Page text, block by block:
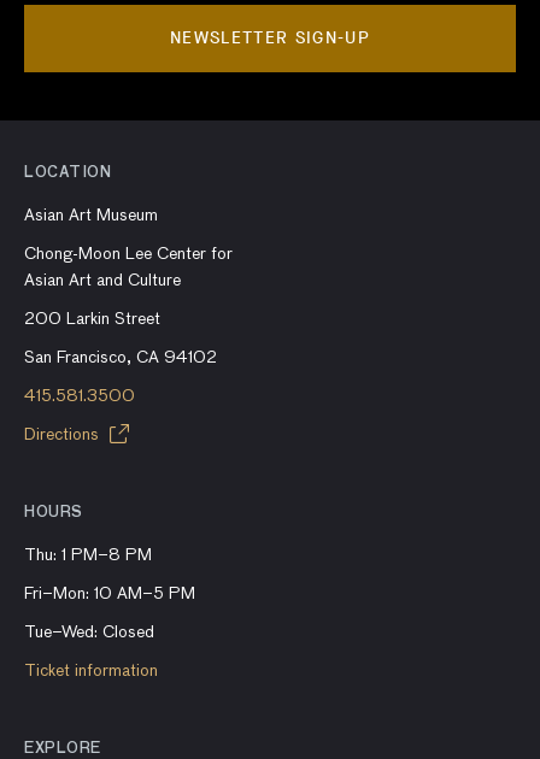
NEWSLETTER SIGN-UP
LOCATION
Asian Art Museum
Chong-Moon Lee Center for
Asian Art and Culture
200 Larkin Street
San Francisco, CA 94102
415.581.3500
Directions
HOURS
Thu: 1 PM–8 PM
Fri–Mon: 10 AM–5 PM
Tue–Wed: Closed
Ticket information
EXPLORE